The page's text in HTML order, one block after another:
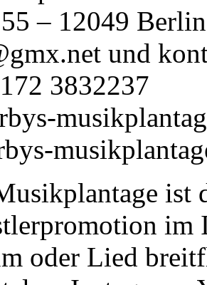
– 12049 Berlin
und
3832237
ist
im
oder Lied